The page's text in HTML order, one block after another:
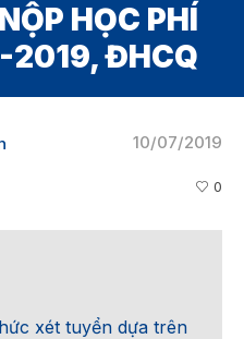
HỌC PHÍ
2019, ĐHCQ
10/07/2019
0
xét tuyển dựa trên